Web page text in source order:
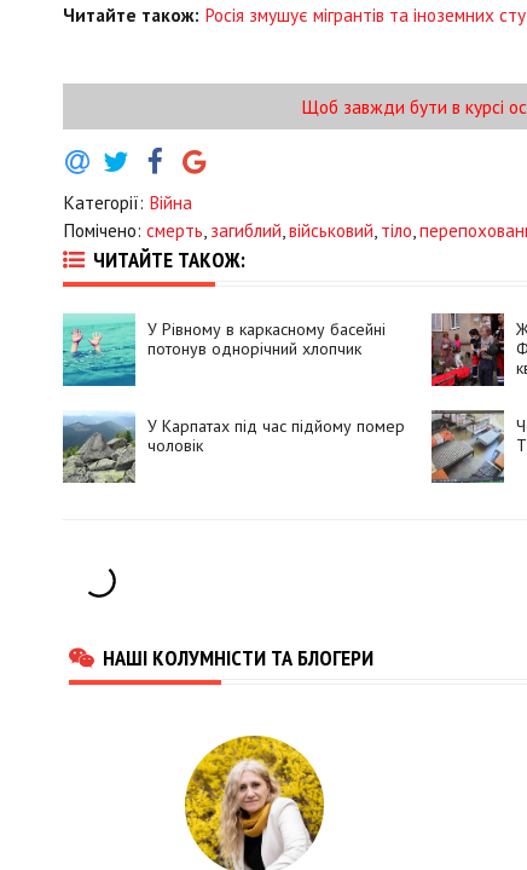
Читайте також: Росія змушує мігрантів та іноземних
Щоб завжди бути в курсі
Категорії: Війна
Помічено: смерть загиблий військовий тіло
ЧИТАЙТЕ ТАКОЖ:
У Рівному в каркасному басейні
потонув однорічний хлопчик
У Карпатах під час підйому помер
чоловік
НАШІ КОЛУМНІСТИ ТА БЛОГЕРИ